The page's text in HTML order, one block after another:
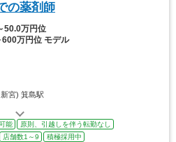
の薬剤師
50.0万円位
600万円位 モデル
宮) 箕島駅
能
原則、引越しを伴う転勤なし
店舗数1～9 積極採用中